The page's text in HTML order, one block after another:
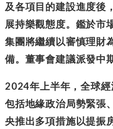
及各項目的建設進度後
展持樂觀態度。鑑於市
集團將繼續以審慎理財
備。董事會建議派發中
2024年上半年，全球經
包括地緣政治局勢緊張
央推出多項措施以提振